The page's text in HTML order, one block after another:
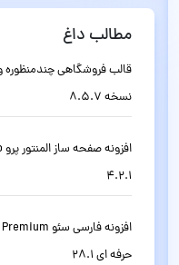
مطالب داغ
نسخه 8.5.7
4.2.1
حرفه ای 28.1